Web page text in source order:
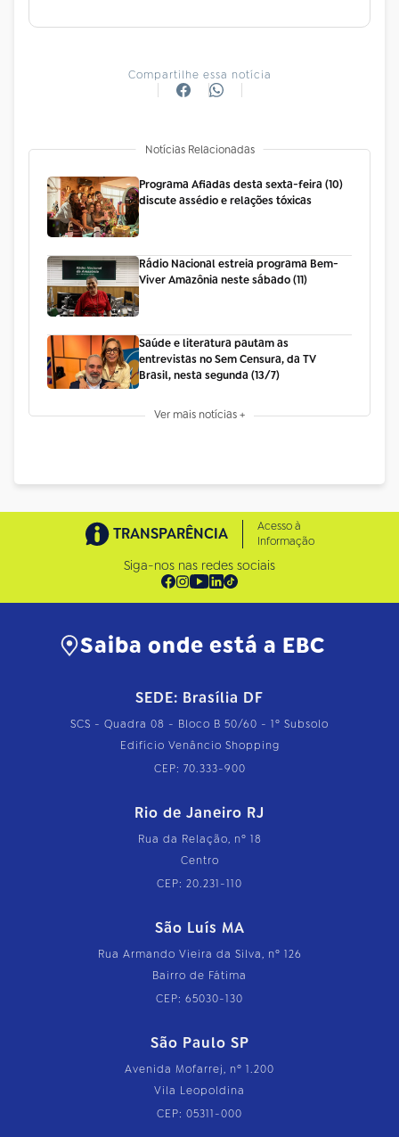
Compartilhe essa notícia
Notícias Relacionadas
Programa Afiadas desta sexta-feira (10)
discute assédio e relações tóxicas
Rádio Nacional estreia programa Bem-
Viver Amazônia neste sábado (11)
Saúde e literatura pautam as
entrevistas no Sem Censura, da TV
Brasil, nesta segunda (13/7)
Ver mais notícias +
TRANSPARÊNCIA
Acesso à
Informação
Siga-nos nas redes sociais
Saiba onde está a EBC
SEDE: Brasília DF
SCS - Quadra 08 - Bloco B 50/60 - 1º Subsolo
Edifício Venâncio Shopping
CEP: 70.333-900
Rio de Janeiro RJ
Rua da Relação, nº 18
Centro
CEP: 20.231-110
São Luís MA
Rua Armando Vieira da Silva, nº 126
Bairro de Fátima
CEP: 65030-130
São Paulo SP
Avenida Mofarrej, nº 1.200
Vila Leopoldina
CEP: 05311-000